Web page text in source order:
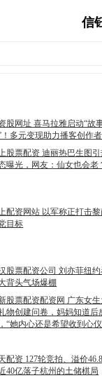
信
股网址 喜马拉雅启动“故
！多元变现助力播客创作
股票配资 迪丽热巴生图
曝光，网友：仙女也会老
配资网站 以军称正打击
目标
股票配资公司 刘亦菲纽
背头气场爆棚
股票配资配资网 广东女
物创建问卷，妈妈知道后
“她内心还是希望收到心
配资 127轮竞拍、溢价
40亿落子杭州的土储棋局